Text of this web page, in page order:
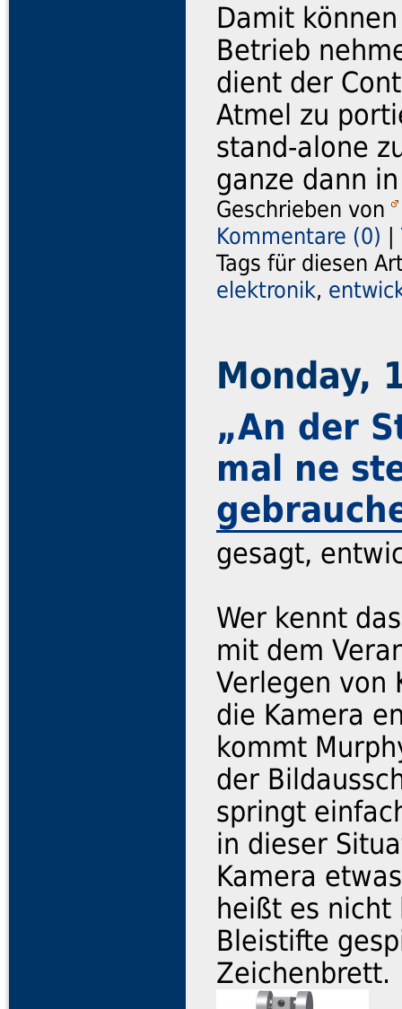
Damit
Betrieb
dient der
Atmel zu
stand-alone
ganze dann
Geschrieben von
Kommentare (0) |
Tags für diesen
elektronik,
Monday,
„An der
mal ne
gesagt,
Wer kennt
mit dem
Verlegen von
die Kamera
kommt
der
springt
in dieser
Kamera
heißt es
Bleistifte
Zeichenbrett.